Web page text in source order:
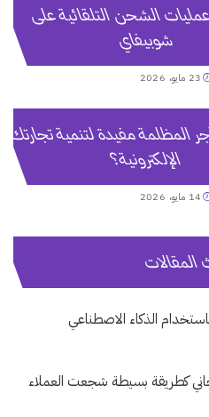
الشحن التلقائية على
شوبيفاي
23 مايو، 2026
المظلمة مفيدة لتنمية تجارتك
الإلكترونية؟
14 مايو، 2026
الذكاء الاصطناعي
كطريقة بسيطة شجعت العملاء